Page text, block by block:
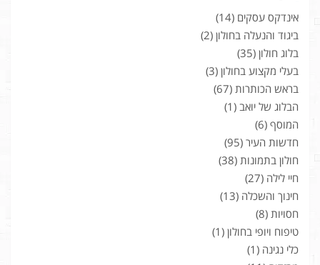
אינדקס עסקים (14)
ביגוד והנעלה בחולון (2)
בלוג חולון (35)
בעלי מקצוע בחולון (3)
בראש הכותרות (67)
הבלוג של יואב (1)
המוסף (6)
חדשות העיר (95)
חולון בתמונות (38)
חיי לילה (27)
חינוך והשכלה (13)
חסויות (8)
טיפוח ויופי בחולון (1)
כלי נגינה (1)